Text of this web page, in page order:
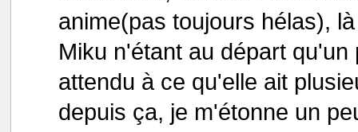
anime(pas toujours hélas),
Miku n'étant au départ
attendu à ce qu'elle ait
depuis ça, je m'étonne un